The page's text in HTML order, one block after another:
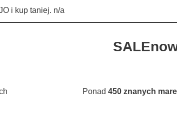
i kup taniej. n/a
Ponad 450 znanych